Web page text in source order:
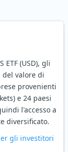
ETF (USD), gli
valore di
provenienti
e 24 paesi
l'accesso a
diversificato.
gli investitori